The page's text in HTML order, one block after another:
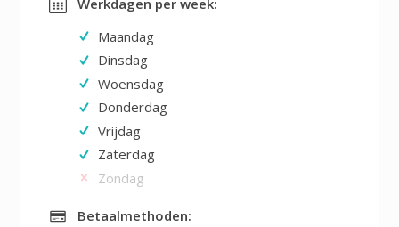
Maandag
Dinsdag
Woensdag
Donderdag
Vrijdag
Zaterdag
Zondag
Betaalmethoden: